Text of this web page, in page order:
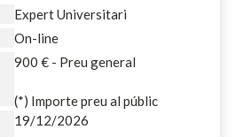
Expert Universitari
On-line
900 € - Preu general
(*) Importe preu al públic
19/12/2026